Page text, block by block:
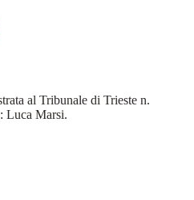
al Tribunale di Trieste n.
Luca Marsi.